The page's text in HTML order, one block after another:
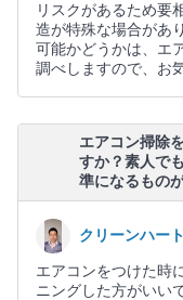
リスクがあるため要
造が特殊な場合があ
可能かどうかは、エ
調べしますので、お
エアコン掃除
すか？素人で
準になるもの
クリーンハート
エアコンをつけた時
ニングした方がいい